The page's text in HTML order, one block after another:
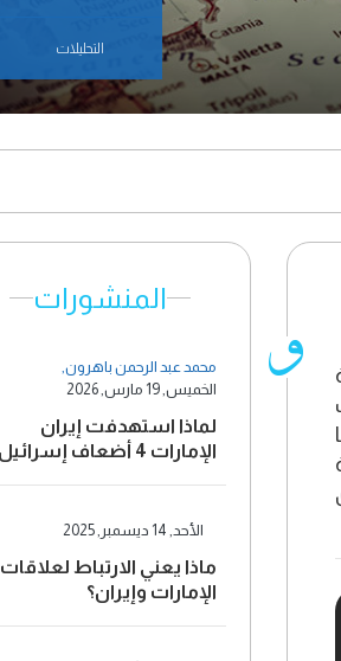
التحليلات
المنشورات
محمد عبد الرحمن باهرون,
الخميس, 19 مارس, 2026
لماذا استهدفت إيران
الإمارات 4 أضعاف إسرائيل؟
الأحد, 14 ديسمبر, 2025
ماذا يعني الارتباط لعلاقات
الإمارات وإيران؟